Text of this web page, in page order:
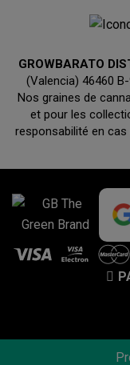
GROWBARATO
(Valencia) 46460
Nos graines de
et pour les
responsabilité en cas